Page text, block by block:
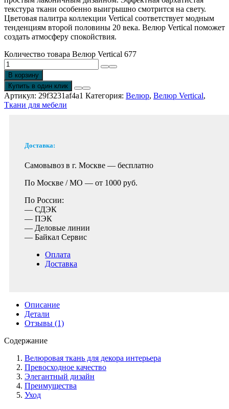
текстура ткани особенно выигрышно смотрится на свету.
Цветовая палитра коллекции Vertical соответствует модным
тенденциям второй половины 20 века. Велюр Vertical поможет
создать атмосферу спокойствия.
Количество товара Велюр Vertical 677
В корзину
Купить в один клик
Артикул: 29f3231af4a1 Категория: Велюр, Велюр Vertical,
Ткани для мебели
Доставка:
Самовывоз в г. Москве — бесплатно
По Москве / МО — от 1000 руб.
По России:
— СДЭК
— ПЭК
— Деловые линии
— Байкал Сервис
Оплата
Доставка
Описание
Детали
Отзывы (1)
Содержание
Велюровая ткань для декора интерьера
Превосходное качество
Элегантный дизайн
Преимущества
Уход